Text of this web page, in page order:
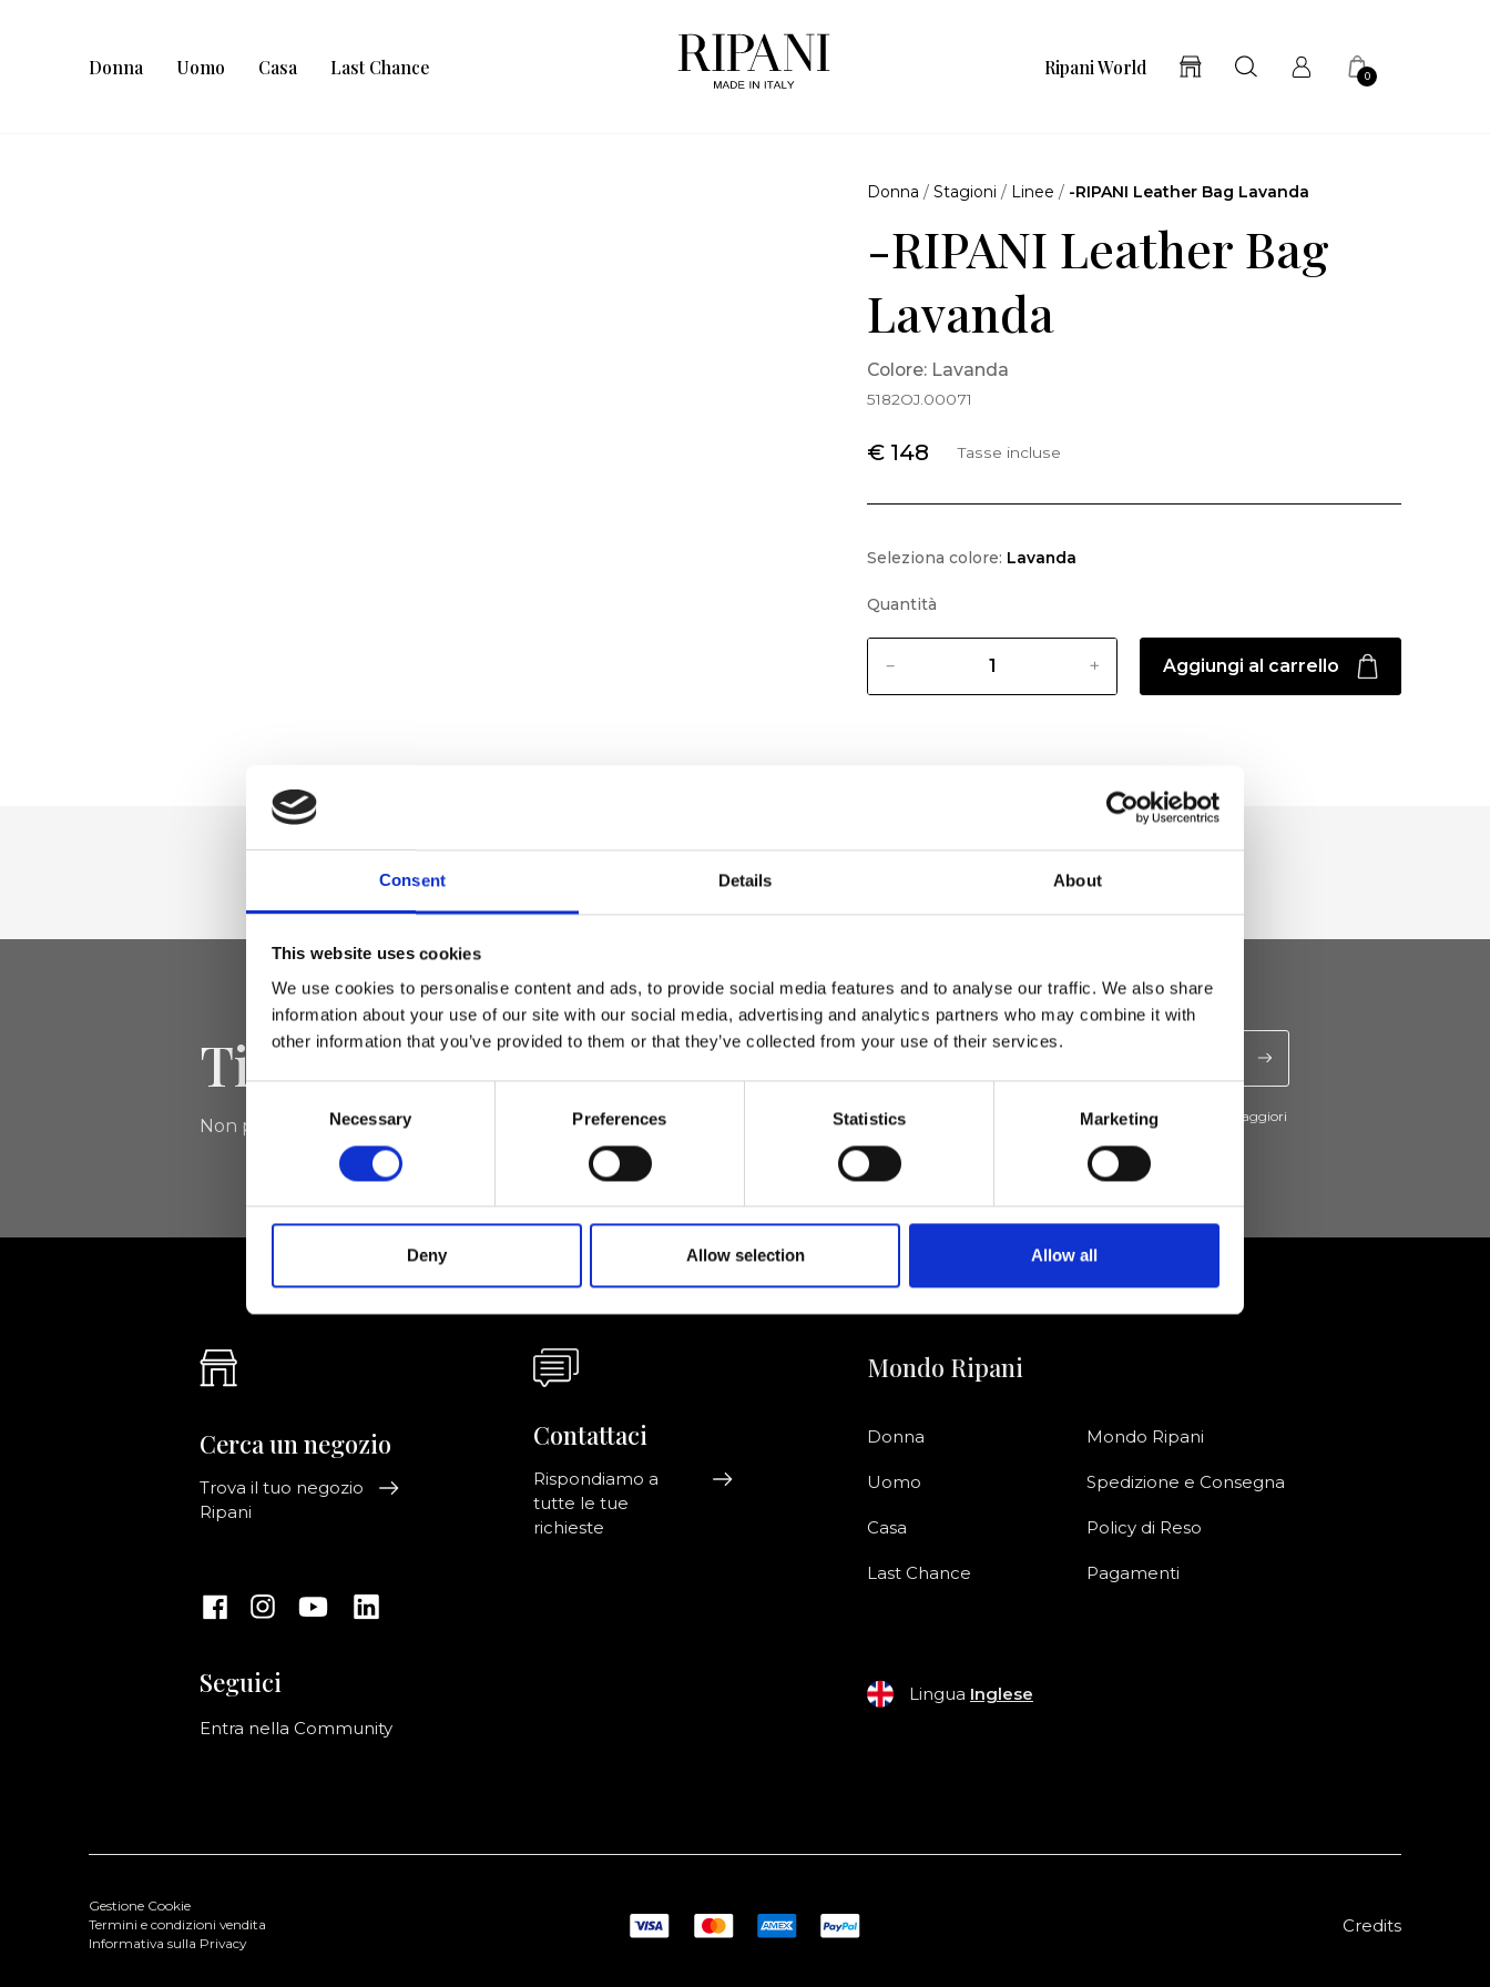
Consent Details About
This website uses cookies
We use cookies to personalise content and ads, to provide social media features and to analyse our traffic. We also share
information about your use of our site with our social media, advertising and analytics partners who may combine it with
other information that you’ve provided to them or that they’ve collected from your use of their services.
Consent
Selection
Necessary Preferences Statistics Marketing
Deny Allow selection Allow all
Donna Uomo Casa Last Chance Ripani World 0
Donna /Stagioni / Linee / -RIPANI Leather Bag Lavanda
-RIPANI Leather Bag
Lavanda
Colore: Lavanda
5182OJ.00071
€ 148 Tasse incluse
Seleziona colore: Lavanda
Quantità
Aggiungi al carrello
Tieniti aggiornato
Non perdere le novità di Ripani, iscriviti alla newsletter!
Acconsento a ricevere novità e promo da Ripani. Per maggiori
informazioni consulta la
Privacy Policy.
Cerca un negozio
Trova il tuo negozio
Ripani
Seguici
Entra nella Community
Contattaci
Rispondiamo a
tutte le tue
richieste
Mondo Ripani
Donna
Uomo
Casa
Last Chance
Mondo Ripani
Spedizione e Consegna
Policy di Reso
Pagamenti
Lingua Inglese
Gestione Cookie
Termini e condizioni vendita
Informativa sulla Privacy
Credits